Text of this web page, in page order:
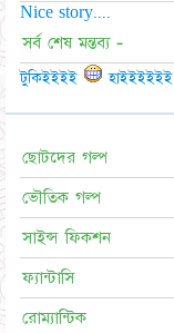
Nice story....
সর্ব শেষ মন্তব্য -
টুকিইইইই
ছোটদের গল্প
ভৌতিক গল্প
সাইন্স ফিকশন
ফ্যান্টাসি
রোম্যান্টিক